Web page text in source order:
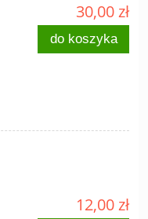
30,00 zł
do koszyka
12,00 zł